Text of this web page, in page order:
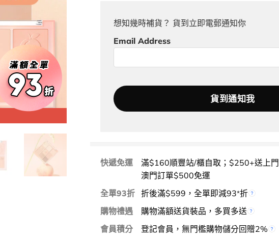
想知幾時補貨？ 貨到立即電郵通知你
Email Address
快遞免運
滿$160順豐站/櫃自取；$250+送上門
澳門訂單$500免運
全單93折 折後滿$599，全單即減93*折
購物禮遇
購物滿額送貨裝品，多買多送
會員積分
登記會員，無門檻購物儲分回贈2%